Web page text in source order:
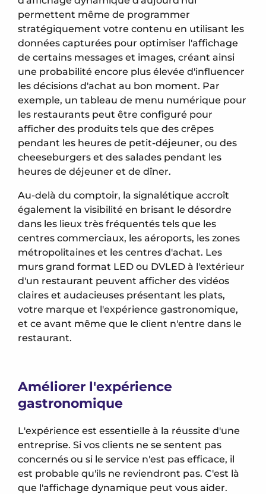
permettent même de programmer
stratégiquement votre contenu en utilisant les
données capturées pour optimiser l'affichage
de certains messages et images, créant ainsi
une probabilité encore plus élevée d'influencer
les décisions d'achat au bon moment. Par
exemple, un tableau de menu numérique pour
les restaurants peut être configuré pour
afficher des produits tels que des crêpes
pendant les heures de petit-déjeuner, ou des
cheeseburgers et des salades pendant les
heures de déjeuner et de dîner.
Au-delà du comptoir, la signalétique accroît
également la visibilité en brisant le désordre
dans les lieux très fréquentés tels que les
centres commerciaux, les aéroports, les zones
métropolitaines et les centres d'achat. Les
murs grand format LED ou DVLED à l'extérieur
d'un restaurant peuvent afficher des vidéos
claires et audacieuses présentant les plats,
votre marque et l'expérience gastronomique,
et ce avant même que le client n'entre dans le
restaurant.
Améliorer l'expérience
gastronomique
L'expérience est essentielle à la réussite d'une
entreprise. Si vos clients ne se sentent pas
concernés ou si le service n'est pas efficace, il
est probable qu'ils ne reviendront pas. C'est là
que l'affichage dynamique peut vous aider.